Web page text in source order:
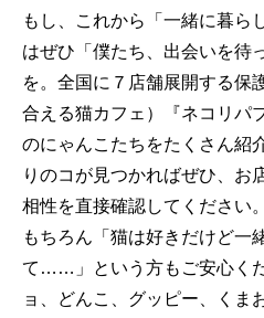
もし、これから「一緒に暮ら
はぜひ「僕たち、出会いを待
を。全国に７店舗展開する保
合える猫カフェ）『ネコリパ
のにゃんこたちをたくさん紹
りのコが見つかればぜひ、お
相性を直接確認してください。
もちろん「猫は好きだけど一
て……」という方もご安心く
ョ、どんこ、グッピー、くま